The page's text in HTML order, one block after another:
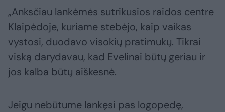
„Anksčiau lankėmės sutrikusios raidos centre
Klaipėdoje, kuriame stebėjo, kaip vaikas
vystosi, duodavo visokių pratimukų. Tikrai
viską darydavau, kad Evelinai būtų geriau ir
jos kalba būtų aiškesnė.
Jeigu nebūtume lankęsi pas logopedę,